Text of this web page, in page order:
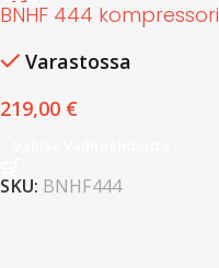
BNHF 444 kompressori
Varastossa
219,00 €
SKU: BNHF444